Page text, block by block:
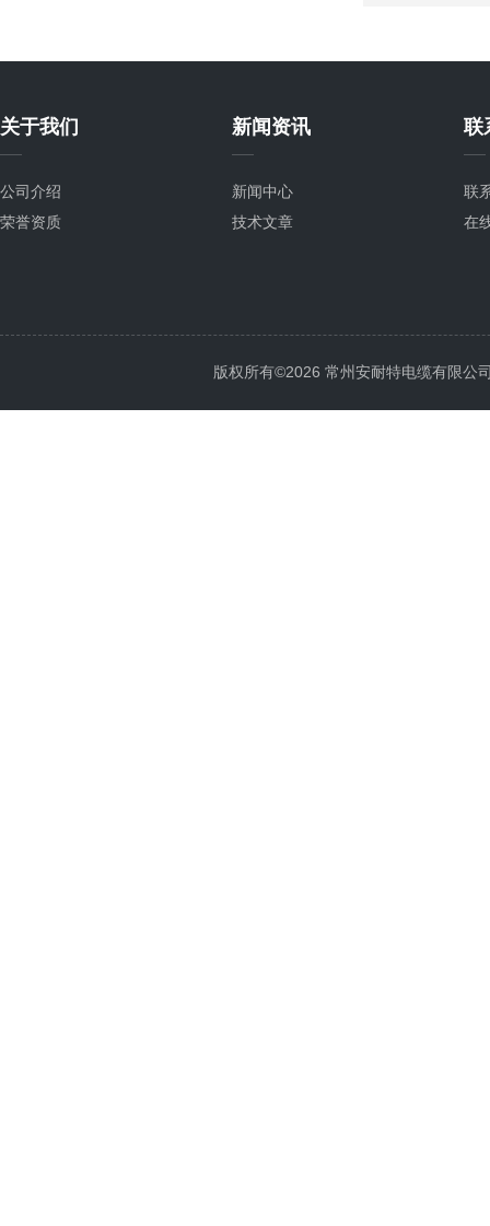
关于我们
公司介绍
荣誉资质
新闻资讯
新闻中心
技术文章
联
联
在
版权所有©2026 常州安耐特电缆有限